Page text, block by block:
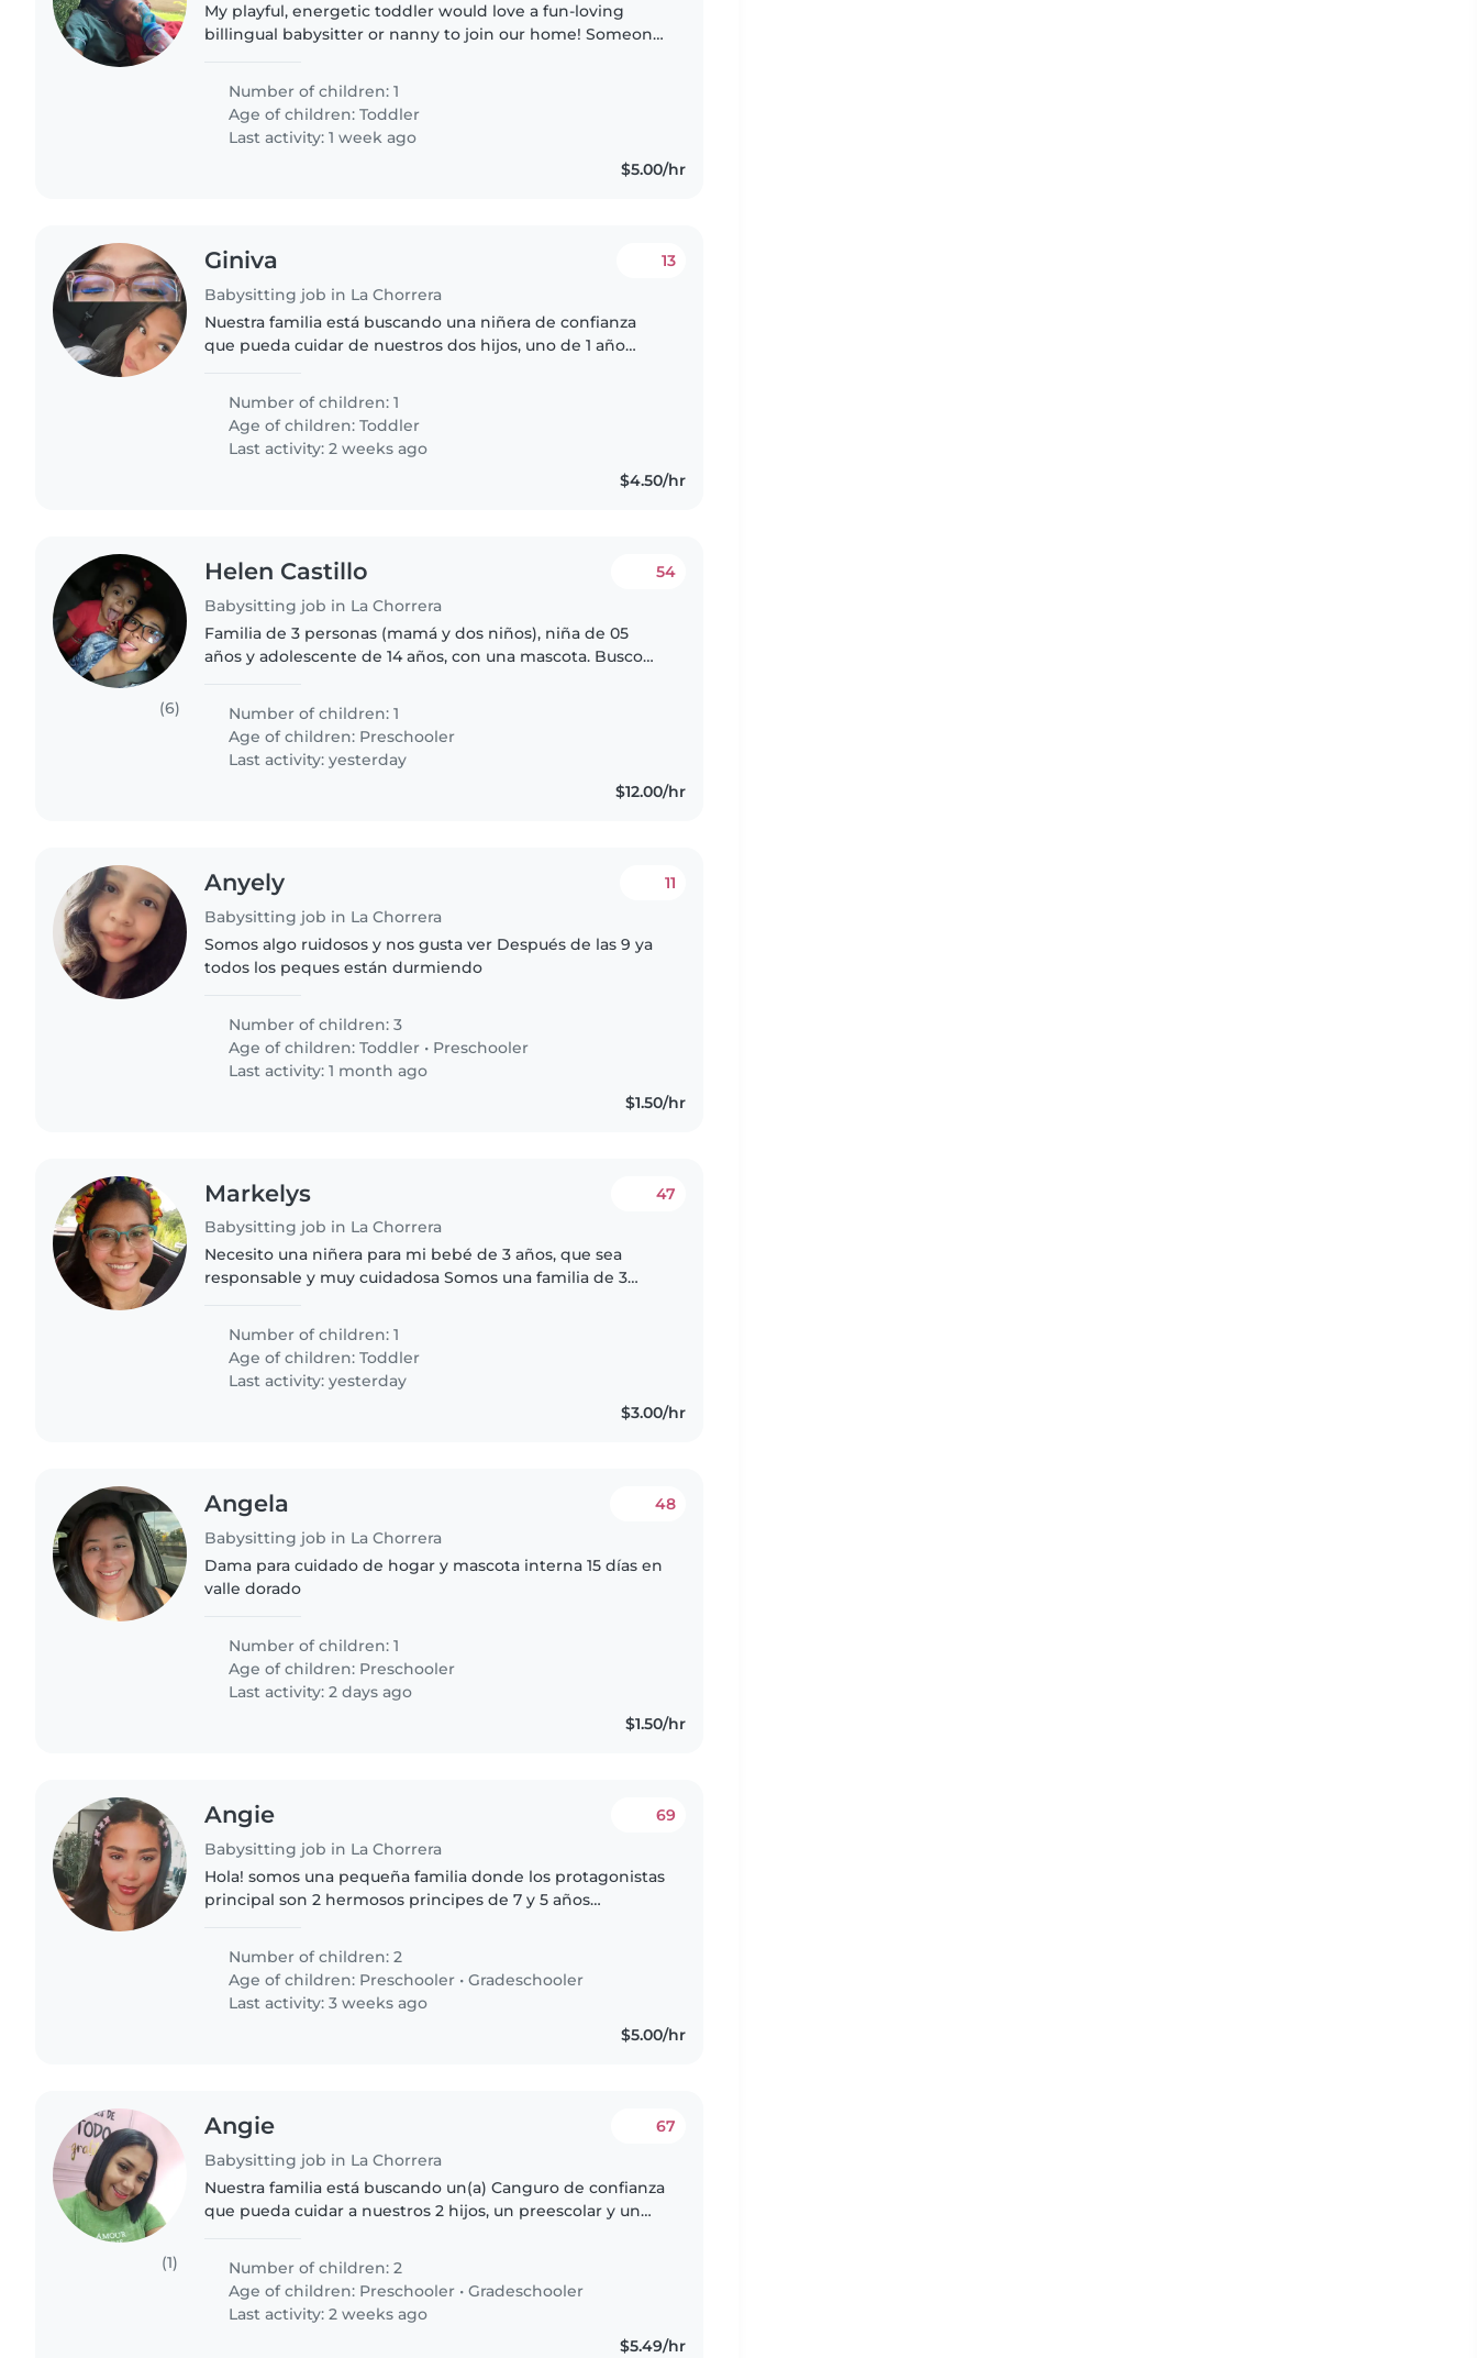
My playful, energetic toddler would love a fun-loving
billingual babysitter or nanny to join our home! Someone
joyful spirit while..
Number of children: 1
Age of children:Toddler
Last activity: 1 week ago
$5.00/hr
Giniva
Babysitting job in La Chorrera
13
Nuestra familia está buscando una niñera de confianza
que pueda cuidar de nuestros dos hijos, uno de 1 año
mascotas y con algunas..
Number of children: 1
Age of children:Toddler
Last activity: 2 weeks ago
$4.50/hr
(6)
Helen Castillo
Babysitting job in La Chorrera
54
Familia de 3 personas (mamá y dos niños), niña de 05
años y adolescente de 14 años, con una mascota. Busco
supervision de..
Number of children: 1
Age of children: Preschooler
Last activity: yesterday
$12.00/hr
Anyely
Babysitting job in La Chorrera
11
Somos algo ruidosos y nos gusta ver Después de las 9 ya
todos los peques están durmiendo
Number of children: 3
Age of children:Toddler • Preschooler
Last activity: 1 month ago
$1.50/hr
Markelys
Babysitting job in La Chorrera
47
Necesito una niñera para mi bebé de 3 años, que sea
responsable y muy cuidadosa Somos una familia de 3
bebé es un niño que..
Number of children: 1
Age of children:Toddler
Last activity: yesterday
$3.00/hr
Angela
Babysitting job in La Chorrera
48
Dama para cuidado de hogar y mascota interna 15 días en
valle dorado
Number of children: 1
Age of children: Preschooler
Last activity: 2 days ago
$1.50/hr
Angie
Babysitting job in La Chorrera
69
Hola! somos una pequeña familia donde los protagonistas
principal son 2 hermosos principes de 7 y 5 años
ayudar con ninguna tarea..
Number of children: 2
Age of children: Preschooler •Gradeschooler
Last activity: 3 weeks ago
$5.00/hr
(1)
Angie
Babysitting job in La Chorrera
67
Nuestra familia está buscando un(a) Canguro de confianza
que pueda cuidar a nuestros 2 hijos, un preescolar y un
cómodo(a) con..
Number of children: 2
Age of children: Preschooler •Gradeschooler
Last activity: 2 weeks ago
$5.49/hr